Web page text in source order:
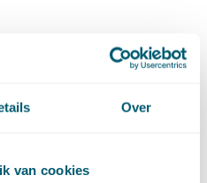
Over
van cookies